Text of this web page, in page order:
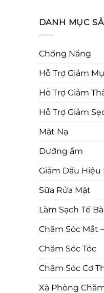
DANH MỤC
Chống Nắng
Hỗ Trợ Giảm
Hỗ Trợ Giảm
Hỗ Trợ Giảm
Mặt Nạ
Dưỡng ẩm
Giảm Dấu Hiệu
Sữa Rửa Mặt
Làm Sạch Tế
Chăm Sóc Mắt
Chăm Sóc Tóc
Chăm Sóc Cơ
Xà Phòng